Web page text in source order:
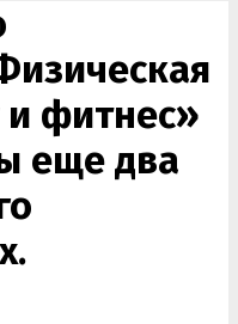
и фитнес»
еще два